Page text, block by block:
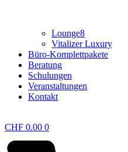
Lounge8
Vitalizer Luxury
Büro-Komplettpakete
Beratung
Schulungen
Veranstaltungen
Kontakt
CHF 0.00 0